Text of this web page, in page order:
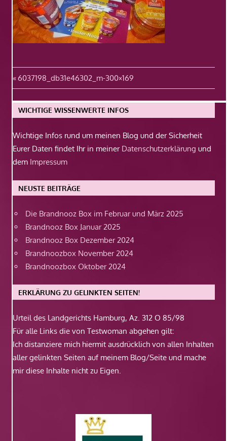
Beitragsnavigation
Vorheriger
Beitrag:
6037198_db31e46302_m-300×169
WICHTIGE WISSENWERTE INFOS
Wichtige Infos rund um meinen Blog und der Sicherheit
Eurer Daten findet Ihr in meiner Datenschutzerklärung und
dem Impressum
NEUSTE BEITRÄGE
Die Brandnooz Box im Februar und März 2025
Brandnooz Box Januar 2025
Brandnooz Box Dezember 2024
Brandnoozbox November 2024
Brandnoozbox Oktober 2024
ERKLÄRUNG ZU GELINKTEN SEITEN!
Urteil des Landgerichts Hamburg, Az. 312 O 85/98
Für alle Links die von Testwoman abgehen gilt:
Ich distanziere mich hiermit ausdrücklich von allen Inhalten
aller gelinkten Seiten auf meinem Blog/Seite und mache
mir diese Inhalte nicht zu Eigen.